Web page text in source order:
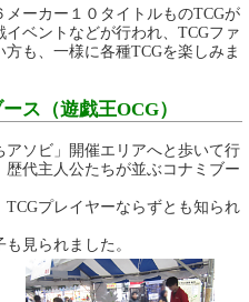
メーカー１０タイトルものTCGが
ベントなどが行われ、TCGファ
も、一様に各種TCGを楽しみま
ス（遊戯王OCG）
ソビ」開催エリアへと歩いて行
代主人公たちが並ぶコナミブー
プレイヤーならずとも知られ
見られました。